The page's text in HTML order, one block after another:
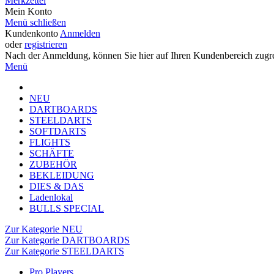
Mein Konto
Menü schließen
Kundenkonto Anmelden
oderregistrieren
Nach der Anmeldung, können Sie hier auf Ihren Kundenbereich
Menü
NEU
DARTBOARDS
STEELDARTS
SOFTDARTS
FLIGHTS
SCHÄFTE
ZUBEHÖR
BEKLEIDUNG
DIES & DAS
Ladenlokal
BULLS SPECIAL
Zur Kategorie NEU
Zur Kategorie DARTBOARDS
Zur Kategorie STEELDARTS
Pro Players